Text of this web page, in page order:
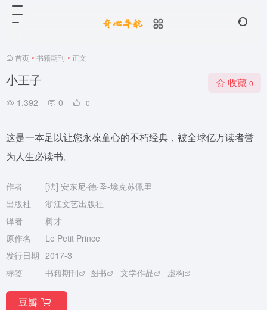
首页 • 书籍期刊 • 正文
小王子
1,392 0 0
收藏 0
这是一本足以让您永葆童心的不朽经典，被全球亿万读者誉
为人生必读书。
作者
[法] 安东尼·德·圣-埃克苏佩里
出版社
浙江文艺出版社
译者
树才
原作名
Le Petit Prince
发行日期 2017-3
标签
书籍期刊 图书 文学作品 虚构
豆瓣